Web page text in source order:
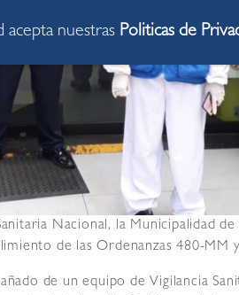
Nacional, la Municipalidad
de las Ordenanzas 480-MM
de un equipo de Vigilancia
nuestras Politicas de